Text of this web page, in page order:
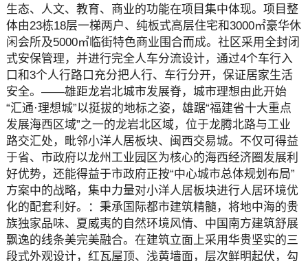
生态、人文、教育、商业的功能在项目集中体现。项目整
体由23栋18层一梯两户、纯板式高层住宅和3000㎡豪华休
闲会所及5000㎡临街特色商业围合而成。社区采用全封闭
式安保管理，并进行完全人车分流设计，通过4个车行入
口和3个人行路口充分把人行、车行分开，保证居家生活
安全。——雄距龙岩北城市发展脊，城市理想由此开始
“汇通·理想城”以挺拔的地标之姿，雄踞“福建省十大重点
发展海西区域”之一的龙岩北区域，位于龙腾北路与工业
路交汇处，毗邻小洋人居板块、闽西交易城。不仅可得益
于省、市政府以龙州工业园区为核心的海西经济圈发展利
好优势，还能得益于市政府正按“中心城市总体规划布局”
方案中的战略，集中力量对小洋人居板块进行人居环境优
化的配套利好。：秉承国际都市建筑精髓，将地中海的贵
族独家品味、夏威夷的自然环境风情、中国南方建筑舒展
飘逸的线条美完美融合。在建筑立面上采用华贵坚实的三
段式外观设计，红瓦屋顶、浅黄墙面，层次鲜明起伏，勾